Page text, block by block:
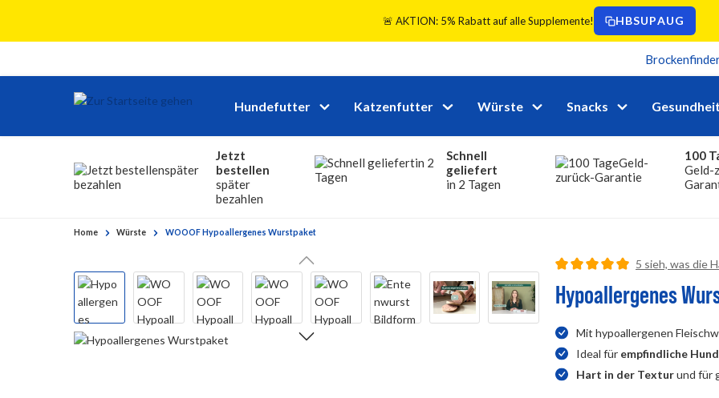
🚨 AKTION: 5% Rabatt auf alle Supplemente! HBSUPAUG
Hundefutter Katzenfutter Würste Snacks Gesundheit
Jetzt
bestellen
später
bezahlen
Schnell
geliefert
in 2 Tagen
100
Geld-
Home Würste WOOOF Hypoallergenes Wurstpaket
5 sieh, was die
Hypoallergenes
Mit hypoallergenen
Ideal für empfindliche
Hart in der Texturund für